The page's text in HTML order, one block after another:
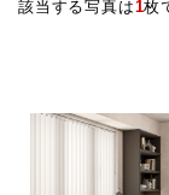
該当する写真は1枚